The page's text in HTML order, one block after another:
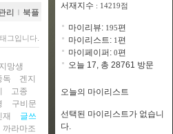
리 ｌ 북플
그입니다.
망생
독
겐지
고종
구비문
글쓰
까라마조
서재지수 : 14219점
마이리뷰: 195편
마이리스트: 1편
마이페이퍼: 0편
오늘 17, 총 28761 방문
오늘의 마이리스트
선택된 마이리스트가 없습니
다.